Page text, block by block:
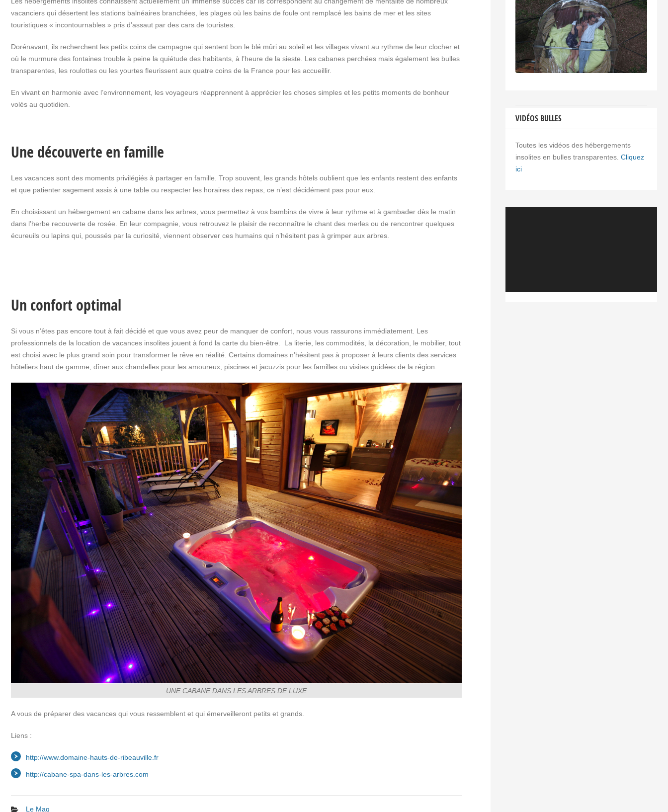
vacanciers qui désertent les stations balnéaires branchées, les plages où les bains de foule ont remplacé les bains de mer et les sites
touristiques « incontournables » pris d’assaut par des cars de touristes.
Dorénavant, ils recherchent les petits coins de campagne qui sentent bon le blé mûri au soleil et les villages vivant au rythme de leur clocher et
où le murmure des fontaines trouble à peine la quiétude des habitants, à l’heure de la sieste. Les cabanes perchées mais également les bulles
transparentes, les roulottes ou les yourtes fleurissent aux quatre coins de la France pour les accueillir.
En vivant en harmonie avec l’environnement, les voyageurs réapprennent à apprécier les choses simples et les petits moments de bonheur
volés au quotidien.
Une découverte en famille
Les vacances sont des moments privilégiés à partager en famille. Trop souvent, les grands hôtels oublient que les enfants restent des enfants
et que patienter sagement assis à une table ou respecter les horaires des repas, ce n’est décidément pas pour eux.
En choisissant un hébergement en cabane dans les arbres, vous permettez à vos bambins de vivre à leur rythme et à gambader dès le matin
dans l’herbe recouverte de rosée. En leur compagnie, vous retrouvez le plaisir de reconnaître le chant des merles ou de rencontrer quelques
écureuils ou lapins qui, poussés par la curiosité, viennent observer ces humains qui n’hésitent pas à grimper aux arbres.
Un confort optimal
Si vous n’êtes pas encore tout à fait décidé et que vous avez peur de manquer de confort, nous vous rassurons immédiatement. Les
professionnels de la location de vacances insolites jouent à fond la carte du bien-être. La literie, les commodités, la décoration, le mobilier, tout
est choisi avec le plus grand soin pour transformer le rêve en réalité. Certains domaines n’hésitent pas à proposer à leurs clients des services
hôteliers haut de gamme, dîner aux chandelles pour les amoureux, piscines et jacuzzis pour les familles ou visites guidées de la région.
UNE CABANE DANS LES ARBRES DE LUXE
A vous de préparer des vacances qui vous ressemblent et qui émerveilleront petits et grands.
Liens :
http://www.domaine-hauts-de-ribeauville.fr
http://cabane-spa-dans-les-arbres.com
Le Mag
VIDÉOS BULLES
Toutes les vidéos des hébergements
insolites en bulles transparentes. Cliquez
ici